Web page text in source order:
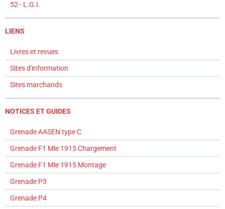
52 - L.G.I.
LIENS
Livres et revues
Sites d'information
Sites marchands
NOTICES ET GUIDES
Grenade AASEN type C
Grenade F1 Mle 1915 Chargement
Grenade F1 Mle 1915 Montage
Grenade P3
Grenade P4